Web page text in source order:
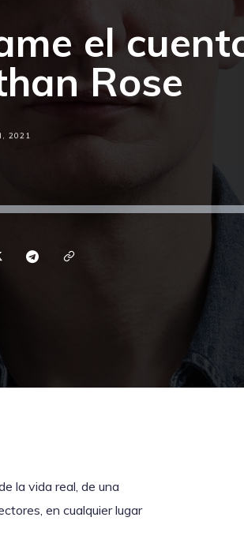
el
Rose
2021
la vida real, de una
en cualquier lugar